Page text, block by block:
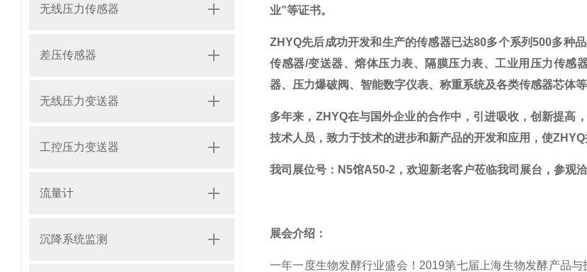
无线压力传感器
差压传感器
无线压力变送器
工控压力变送器
流量计
沉降系统监测
业”等证书。
ZHYQ先后成功开发和生产的传感器已达80多个系列500多种
传感器/变送器、熔体压力表、隔膜压力表、工业用压力传感
器、压力爆破阀、智能数字仪表、称重系统及各类传感器芯体等
多年来， ZHYQ在与国外企业的合作中，引进吸收，创新提高
技术人员，致力于技术的进步和新产品的开发和应用，使ZHYQ
我司展位号： N5馆A50-2 ，欢迎新老客户莅临我司展台，参观洽
展会介绍：
一年一度生物发酵行业盛会！ 2019第七届上海生物发酵产品与